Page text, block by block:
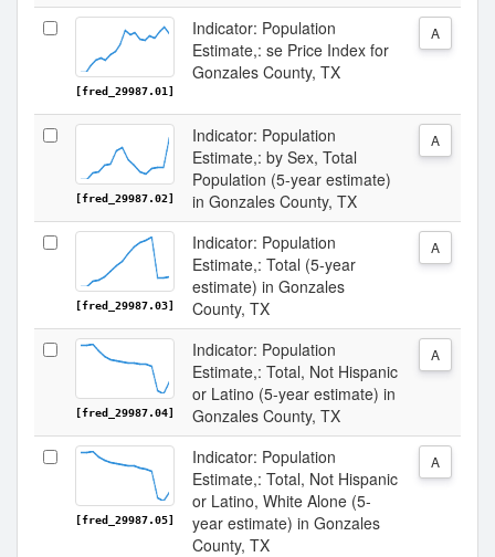
[fred_29987.01]
Indicator: Population
Estimate,: se Price Index for
Gonzales County, TX
A
[fred_29987.02]
Indicator: Population
Estimate,: by Sex, Total
Population (5-year estimate)
in Gonzales County, TX
A
[fred_29987.03]
Indicator: Population
Estimate,: Total (5-year
estimate) in Gonzales
County, TX
A
[fred_29987.04]
Indicator: Population
Estimate,: Total, Not Hispanic
or Latino (5-year estimate) in
Gonzales County, TX
A
[fred_29987.05]
Indicator: Population
Estimate,: Total, Not Hispanic
or Latino, White Alone (5-
year estimate) in Gonzales
County, TX
A